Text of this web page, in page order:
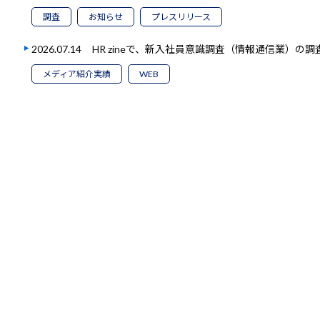
調査 お知らせ プレスリリース
2026.07.14 HR zineで、新入社員意識調査（情報通信業）の
メディア紹介実績 WEB